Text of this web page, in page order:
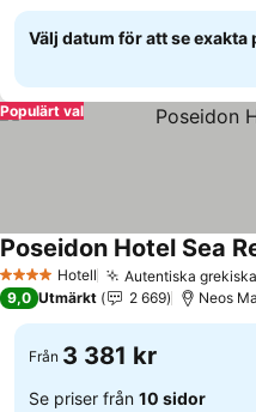
Välj datum för att se exakta
Populärt val
4 StjärnorHotell Autentiska
Poseidon Hotel Sea
9,0 Utmärkt 2 669 Neos
Från 3 381 kr
Se priser från 10 sidor